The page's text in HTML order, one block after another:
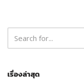
เรื่องล่าสุด